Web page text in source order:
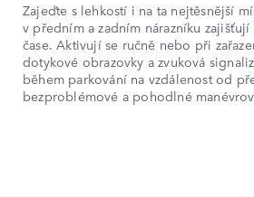
Zajeďte s lehkostí i na ta nejtěsnější
v předním a zadním nárazníku
čase. Aktivují se ručně nebo při
dotykové obrazovky a zvuková
během parkování na vzdálenost od
bezproblémové a pohodlné